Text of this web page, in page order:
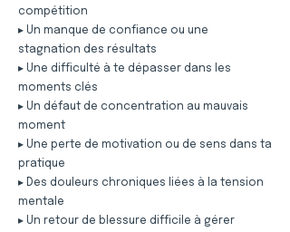
compétition
▸ Un manque de confiance ou une
stagnation des résultats
▸ Une difficulté à te dépasser dans les
moments clés
▸ Un défaut de concentration au mauvais
moment
▸ Une perte de motivation ou de sens dans ta
pratique
▸ Des douleurs chroniques liées à la tension
mentale
▸ Un retour de blessure difficile à gérer